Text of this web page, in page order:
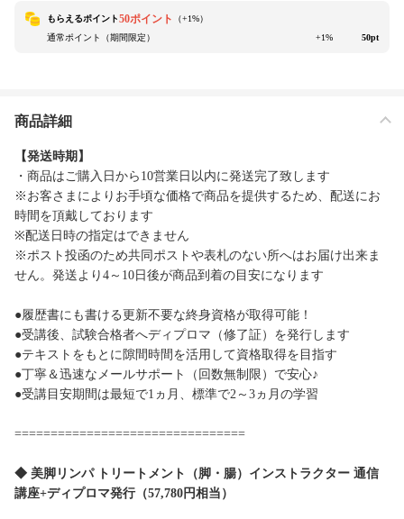
もらえるポイント50ポイント （+1%）
通常ポイント（期間限定）
+1% 50pt
商品詳細
【発送時期】
・商品はご購入日から10営業日以内に発送完了致します
※お客さまによりお手頃な価格で商品を提供するため、配送にお
時間を頂戴しております
※配送日時の指定はできません
※ポスト投函のため共同ポストや表札のない所へはお届け出来ま
せん。発送より4～10日後が商品到着の目安になります
●履歴書にも書ける更新不要な終身資格が取得可能！
●受講後、試験合格者へディプロマ（修了証）を発行します
●テキストをもとに隙間時間を活用して資格取得を目指す
●丁寧＆迅速なメールサポート（回数無制限）で安心♪
●受講目安期間は最短で1ヵ月、標準で2～3ヵ月の学習
================================
◆ 美脚リンパ トリートメント（脚・腸）インストラクター 通信
講座+ディプロマ発行（57,780円相当）